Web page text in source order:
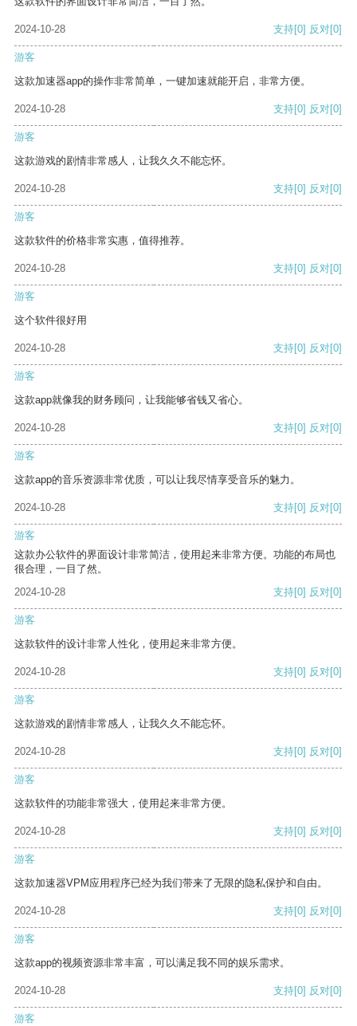
2024-10-28 支持[0] 反对[0]
游客
这款加速器app的操作非常简单，一键加速就能开启，非常方便。
2024-10-28 支持[0] 反对[0]
游客
这款游戏的剧情非常感人，让我久久不能忘怀。
2024-10-28 支持[0] 反对[0]
游客
这款软件的价格非常实惠，值得推荐。
2024-10-28 支持[0] 反对[0]
游客
这个软件很好用
2024-10-28 支持[0] 反对[0]
游客
这款app就像我的财务顾问，让我能够省钱又省心。
2024-10-28 支持[0] 反对[0]
游客
这款app的音乐资源非常优质，可以让我尽情享受音乐的魅力。
2024-10-28 支持[0] 反对[0]
游客
这款办公软件的界面设计非常简洁，使用起来非常方便。功能的布局也
很合理，一目了然。
2024-10-28
支持[0] 反对[0]
游客
这款软件的设计非常人性化，使用起来非常方便。
2024-10-28 支持[0] 反对[0]
游客
这款游戏的剧情非常感人，让我久久不能忘怀。
2024-10-28 支持[0] 反对[0]
游客
这款软件的功能非常强大，使用起来非常方便。
2024-10-28 支持[0] 反对[0]
游客
这款加速器VPM应用程序已经为我们带来了无限的隐私保护和自由。
2024-10-28 支持[0] 反对[0]
游客
这款app的视频资源非常丰富，可以满足我不同的娱乐需求。
2024-10-28 支持[0] 反对[0]
游客